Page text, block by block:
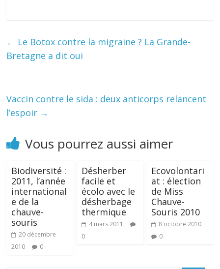
← Le Botox contre la migraine ? La Grande-
Bretagne a dit oui
Vaccin contre le sida : deux anticorps relancent
l’espoir →
Vous pourrez aussi aimer
Biodiversité :
2011, l’année
international
e de la
chauve-
souris
20 décembre
2010
0
Désherber
facile et
écolo avec le
désherbage
thermique
4 mars 2011
0
Ecovolontari
at : élection
de Miss
Chauve-
Souris 2010
8 octobre 2010
0